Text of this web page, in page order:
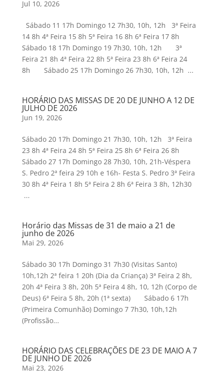
Jul 10, 2026
Sábado 11 17h Domingo 12 7h30, 10h, 12h 3ª Feira
14 8h 4ª Feira 15 8h 5ª Feira 16 8h 6ª Feira 17 8h
Sábado 18 17h Domingo 19 7h30, 10h, 12h 3ª
Feira 21 8h 4ª Feira 22 8h 5ª Feira 23 8h 6ª Feira 24
8h Sábado 25 17h Domingo 26 7h30, 10h, 12h ...
HORÁRIO DAS MISSAS DE 20 DE JUNHO A 12 DE
JULHO DE 2026
Jun 19, 2026
Sábado 20 17h Domingo 21 7h30, 10h, 12h 3ª Feira
23 8h 4ª Feira 24 8h 5ª Feira 25 8h 6ª Feira 26 8h
Sábado 27 17h Domingo 28 7h30, 10h, 21h-Véspera
S. Pedro 2ª feira 29 10h e 16h- Festa S. Pedro 3ª Feira
30 8h 4ª Feira 1 8h 5ª Feira 2 8h 6ª Feira 3 8h, 12h30
...
Horário das Missas de 31 de maio a 21 de
junho de 2026
Mai 29, 2026
Sábado 30 17h Domingo 31 7h30 (Visitas Santo)
10h,12h 2ª feira 1 20h (Dia da Criança) 3ª Feira 2 8h,
20h 4ª Feira 3 8h, 20h 5ª Feira 4 8h, 10, 12h (Corpo de
Deus) 6ª Feira 5 8h, 20h (1ª sexta) Sábado 6 17h
(Primeira Comunhão) Domingo 7 7h30, 10h,12h
(Profissão...
HORÁRIO DAS CELEBRAÇÕES DE 23 DE MAIO A 7
DE JUNHO DE 2026
Mai 23, 2026